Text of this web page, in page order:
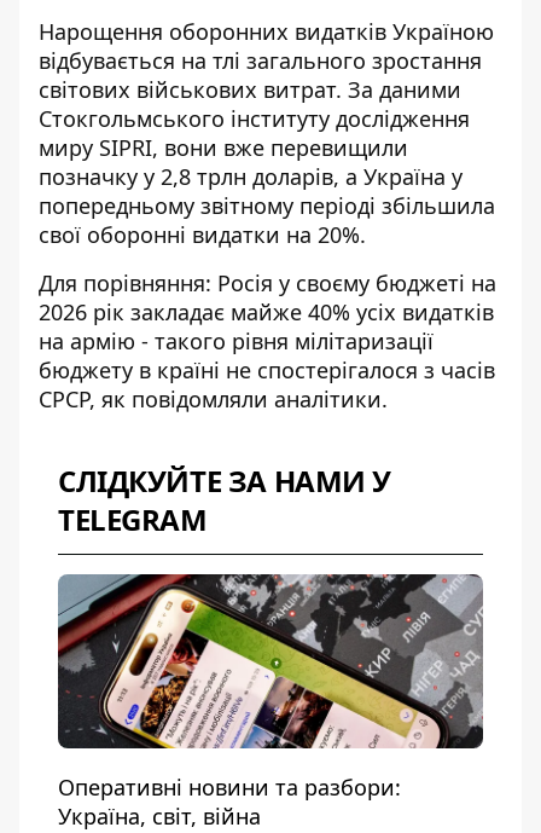
Нарощення оборонних видатків Україною
відбувається на тлі загального зростання
світових військових витрат. За даними
Стокгольмського інституту дослідження
миру SIPRI, вони вже перевищили
позначку у 2,8 трлн доларів, а Україна у
попередньому звітному періоді збільшила
свої оборонні видатки на 20%.
Для порівняння: Росія у своєму бюджеті на
2026 рік закладає майже 40% усіх видатків
на армію - такого рівня мілітаризації
бюджету в країні не спостерігалося з часів
СРСР, як повідомляли аналітики.
СЛІДКУЙТЕ ЗА НАМИ У
TELEGRAM
Оперативні новини та разбори:
Україна, світ, війна